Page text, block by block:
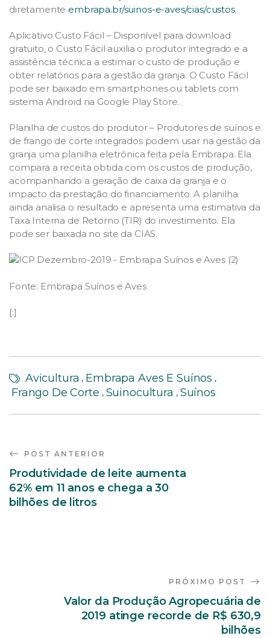
diretamente embrapa.br/suinos-e-aves/cias/custos.
Aplicativo Custo Fácil – Disponível para download
gratuito, o Custo Fácil auxilia o produtor integrado e a
assistência técnica a estimar o custo de produção e
obter relatórios para a gestão da granja. O Custo Fácil
pode ser baixado em smartphones ou tablets com
sistema Android na Google Play Store.
Planilha de custos do produtor – Produtores de suínos e
de frango de corte integrados podem usar na gestão da
granja uma planilha eletrônica feita pela Embrapa. Ela
compara a receita obtida com os custos de produção,
acompanhando a geração de caixa da granja e o
impacto da prestação do financiamento. A planilha
ainda analisa o resultado e apresenta uma estimativa da
Taxa Interna de Retorno (TIR) do investimento. Ela
pode ser baixada no site da CIAS.
Fonte: Embrapa Suínos e Aves
[:]
Avicultura , Embrapa Aves E Suínos ,
Frango De Corte , Suinocultura , Suínos
POST ANTERIOR
Produtividade de leite aumenta
62% em 11 anos e chega a 30
bilhões de litros
PRÓXIMO POST
Valor da Produção Agropecuária de
2019 atinge recorde de R$ 630,9
bilhões